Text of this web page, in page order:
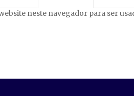
neste navegador para ser